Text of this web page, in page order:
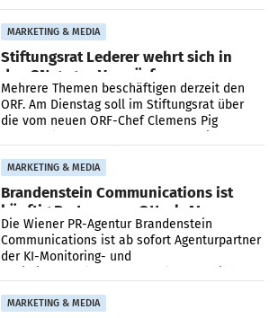
Ergebnis gegenüber Juli 2025 mehr als
verdoppelte (+102
MARKETING & MEDIA
Stiftungsrat Lederer wehrt sich in
den SN gegen Vorwürfe
Mehrere Themen beschäftigen derzeit den
ORF. Am Dienstag soll im Stiftungsrat über
die vom neuen ORF-Chef Clemens Pig
MARKETING & MEDIA
Brandenstein Communications ist
künftig Partner von OtterlyAI
Die Wiener PR-Agentur Brandenstein
Communications ist ab sofort Agenturpartner
der KI-Monitoring- und
MARKETING & MEDIA